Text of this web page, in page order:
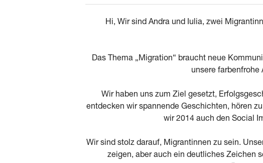
Hi, Wir sind Andra und Iulia, zwei
Das Thema „Migration“ braucht neue
unsere farbenfrohe
Wir haben uns zum Ziel gesetzt,
entdecken wir spannende Geschichten, hören
wir 2014 auch den Social
Wir sind stolz darauf, Migrantinnen zu sein.
zeigen, aber auch ein deutliches Zeichen